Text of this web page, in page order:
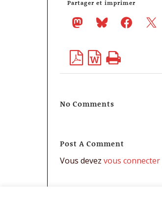
Partager et imprimer
No Comments
Post A Comment
Vous devez vous connecter